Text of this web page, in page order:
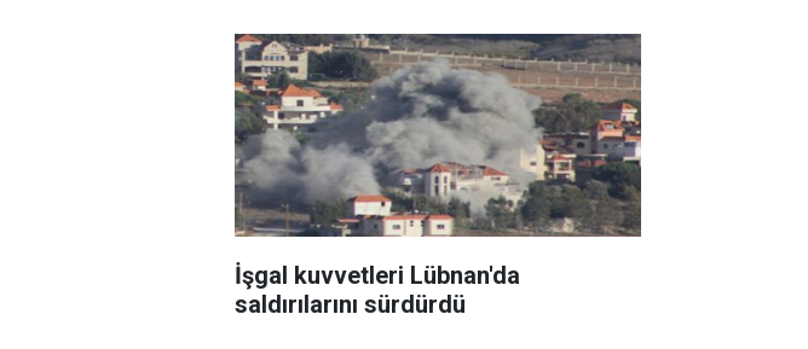
İşgal kuvvetleri Lübnan'da
saldırılarını sürdürdü